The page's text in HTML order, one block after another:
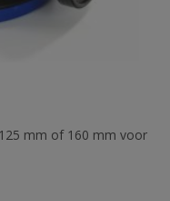
mm of 160 mm voor